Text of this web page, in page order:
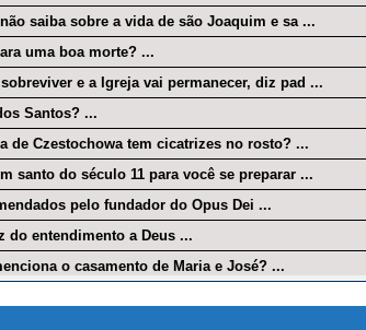
Santo do Dia
Todos os Papas da história
saiba sobre a vida de são Joaquim e sa ...
uma boa morte? ...
e a Igreja vai permanecer, diz pad ...
Santos? ...
de Czestochowa tem cicatrizes no rosto? ...
santo do século 11 para você se preparar ...
pelo fundador do Opus Dei ...
do entendimento a Deus ...
o casamento de Maria e José? ...